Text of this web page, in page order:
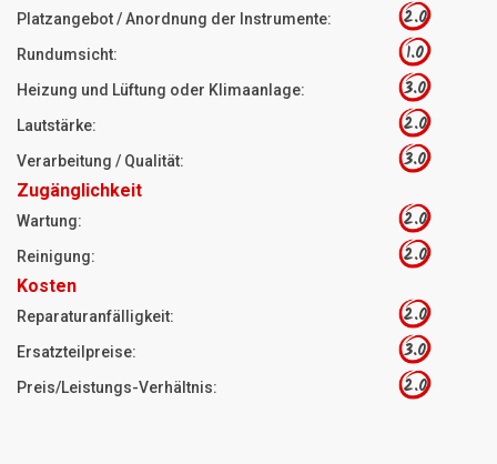
Platzangebot / Anordnung der Instrumente: 2.0
Rundumsicht: 1.0
Heizung und Lüftung oder Klimaanlage: 3.0
Lautstärke: 2.0
Verarbeitung / Qualität: 3.0
Zugänglichkeit
Wartung: 2.0
Reinigung: 2.0
Kosten
Reparaturanfälligkeit: 2.0
Ersatzteilpreise: 3.0
Preis/Leistungs-Verhältnis: 2.0